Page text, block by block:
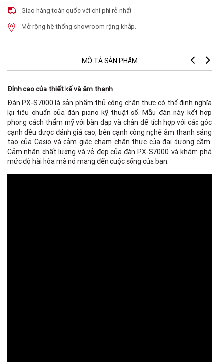
Giao hàng toàn quốc với chi phí rẻ nhất
Mở rộng hệ thống showroom rộng khắp.
MÔ TẢ SẢN PHẨM
Đỉnh cao của thiết kế và âm thanh
Đàn PX-S7000 là sản phẩm thủ công chân thực có thể định nghĩa
lại tiêu chuẩn của đàn piano kỹ thuật số. Mẫu đàn này kết hợp
phong cách thẩm mỹ với bàn đạp và chân đế tích hợp với các góc
cạnh đều được đánh giá cao, bên cạnh công nghệ âm thanh sáng
tạo của Casio và cảm giác chạm chân thực của đại dương cầm.
Cảm nhận chất lượng và vẻ đẹp của đàn PX-S7000 và khám phá
mức độ hài hòa mà nó mang đến cuộc sống của bạn.